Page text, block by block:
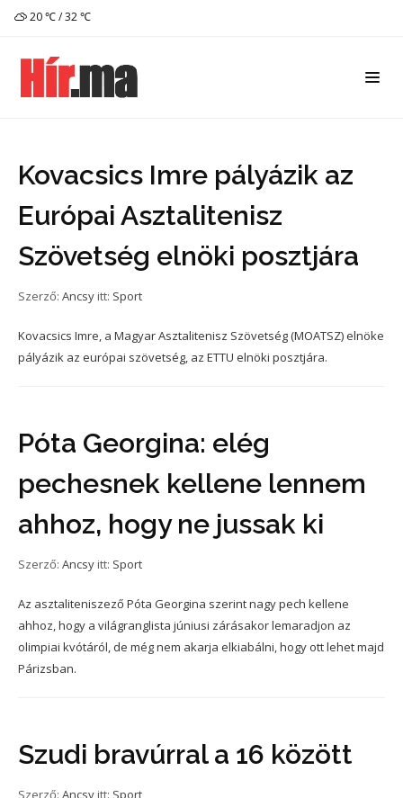
20 ℃ / 32 ℃
Kovacsics Imre pályázik az
Európai Asztalitenisz
Szövetség elnöki posztjára
Szerző: Ancsy itt: Sport
Kovacsics Imre, a Magyar Asztalitenisz Szövetség (MOATSZ) elnöke
pályázik az európai szövetség, az ETTU elnöki posztjára.
Póta Georgina: elég
pechesnek kellene lennem
ahhoz, hogy ne jussak ki
Szerző: Ancsy itt: Sport
Az asztaliteniszező Póta Georgina szerint nagy pech kellene
ahhoz, hogy a világranglista júniusi zárásakor lemaradjon az
olimpiai kvótáról, de még nem akarja elkiabálni, hogy ott lehet majd
Párizsban.
Szudi bravúrral a 16 között
Szerző: Ancsy itt: Sport